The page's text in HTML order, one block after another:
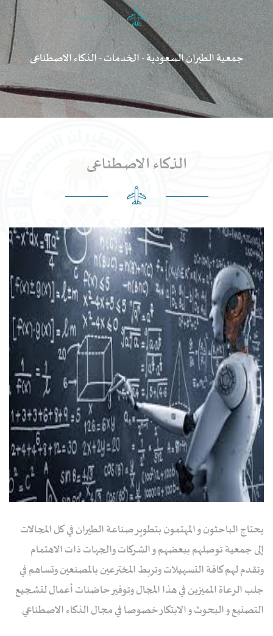
جمعية الطيران السعودية-الخدمات-الذكاء الاصطناعى
الذكاء الاصطناعى
يحتاج الباحثون و المهتمون بتطوير صناعة الطيران في كل المجالات
إلى جمعية توصلهم ببعضهم و الشركات والجهات ذات الاهتمام
وتقدم لهم كافة التسهيلات وتربط المخترعين بالمصنعين وتساهم في
جلب الرعاة المميزين في هذا المجال وتوفير حاضنات أعمال لتشجيع
التصنيع و البحوث و الابتكار خصوصا في مجال الذكاء الاصطناعي